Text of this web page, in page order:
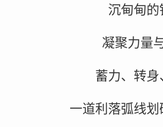
沉甸甸的
凝聚力量
蓄力、转身
一道利落弧线